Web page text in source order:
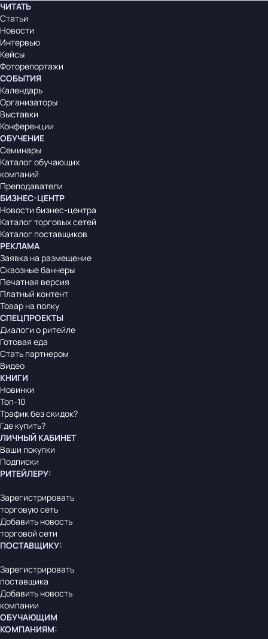
ЧИТАТЬ
Статьи
Новости
Интервью
Кейсы
Фоторепортажи
СОБЫТИЯ
Календарь
Организаторы
Выставки
Конференции
ОБУЧЕНИЕ
Семинары
Каталог обучающих
компаний
Преподаватели
БИЗНЕС-ЦЕНТР
Новости бизнес-центра
Каталог торговых сетей
Каталог поставщиков
РЕКЛАМА
Заявка на размещение
Сквозные баннеры
Печатная версия
Платный контент
Товар на полку
СПЕЦПРОЕКТЫ
Диалоги о ритейле
Готовая еда
Стать партнером
Видео
КНИГИ
Новинки
Топ-10
Трафик без скидок?
Где купить?
ЛИЧНЫЙ КАБИНЕТ
Ваши покупки
Подписки
РИТЕЙЛЕРУ:
Зарегистрировать
торговую сеть
Добавить новость
торговой сети
ПОСТАВЩИКУ:
Зарегистрировать
поставщика
Добавить новость
компании
ОБУЧАЮЩИМ
КОМПАНИЯМ: